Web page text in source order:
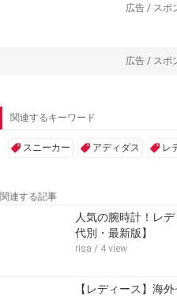
広告 / スポ
広告 / スポ
関連するキーワード
スニーカー アディダス レ
関連する記事
人気の腕時計！レ
代別・最新版】
risa / 4 view
【レディース】海